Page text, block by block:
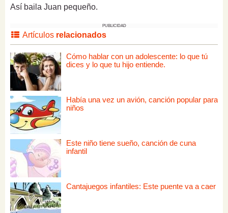
Así baila Juan pequeño.
PUBLICIDAD
Artículos relacionados
Cómo hablar con un adolescente: lo que tú
dices y lo que tu hijo entiende.
Había una vez un avión, canción popular para
niños
Este niño tiene sueño, canción de cuna
infantil
Cantajuegos infantiles: Este puente va a caer